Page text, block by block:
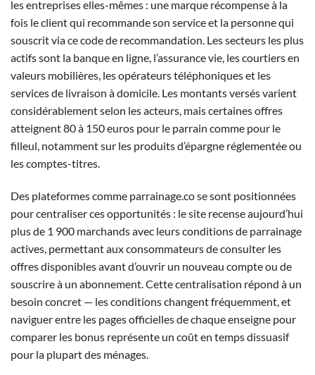
les entreprises elles-mêmes : une marque récompense à la
fois le client qui recommande son service et la personne qui
souscrit via ce code de recommandation. Les secteurs les plus
actifs sont la banque en ligne, l’assurance vie, les courtiers en
valeurs mobilières, les opérateurs téléphoniques et les
services de livraison à domicile. Les montants versés varient
considérablement selon les acteurs, mais certaines offres
atteignent 80 à 150 euros pour le parrain comme pour le
filleul, notamment sur les produits d’épargne réglementée ou
les comptes-titres.
Des plateformes comme parrainage.co se sont positionnées
pour centraliser ces opportunités : le site recense aujourd’hui
plus de 1 900 marchands avec leurs conditions de parrainage
actives, permettant aux consommateurs de consulter les
offres disponibles avant d’ouvrir un nouveau compte ou de
souscrire à un abonnement. Cette centralisation répond à un
besoin concret — les conditions changent fréquemment, et
naviguer entre les pages officielles de chaque enseigne pour
comparer les bonus représente un coût en temps dissuasif
pour la plupart des ménages.